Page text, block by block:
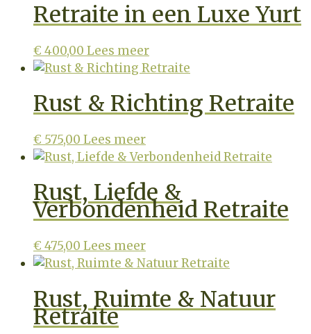
Retraite in een Luxe Yurt
€ 400,00 Lees meer
Rust & Richting Retraite
€ 575,00 Lees meer
Rust, Liefde &
Verbondenheid Retraite
€ 475,00 Lees meer
Rust, Ruimte & Natuur
Retraite